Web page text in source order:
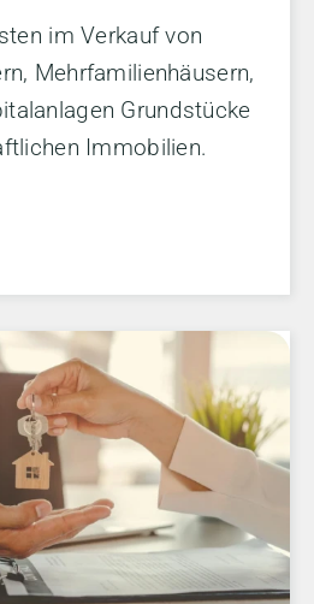
im Verkauf von
Mehrfamilienhäusern,
Grundstücke
Immobilien.